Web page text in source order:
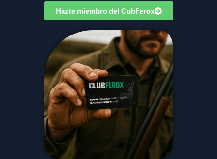
Hazte miembro del CubFerox